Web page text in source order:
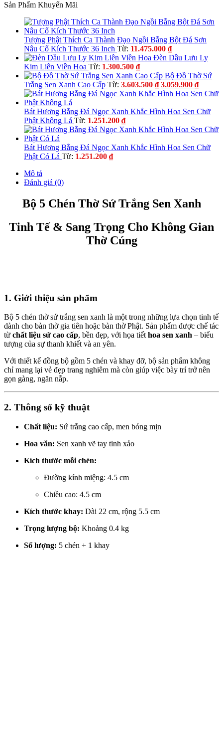
Sản Phẩm Khuyến Mãi
Tượng Phật Thích Ca Thành Đạo Ngồi Bằng Bột Đá Sơn
Nâu Cổ Kích Thước 36 Inch Từ: 11.475.000 ₫
Đèn Dầu Lưu Ly
Kim Liên Viền Hoa Từ: 1.300.500 ₫
Bộ Đồ Thờ Sứ
Trắng Sen Xanh Cao Cấp Từ: 3.603.500₫ Giá
gốc
3.603.500 ₫.
3.059.900 ₫Giá
hiện
là:
Bát Hương Bằng Đá Ngọc Xanh Khắc Hình Hoa Sen Chữ
Phật Không Lá Từ: 1.251.200 ₫
Bát Hương Bằng Đá Ngọc Xanh Khắc Hình Hoa Sen Chữ
Phật Có Lá Từ: 1.251.200 ₫
Mô tả
Đánh giá (0)
Bộ 5 Chén Thờ Sứ Trắng Sen Xanh
Tinh Tế & Sang Trọng Cho Không Gian
Thờ Cúng
1. Giới thiệu sản phẩm
Bộ 5 chén thờ sứ trắng sen xanh là một trong những lựa chọn tinh tế
dành cho bàn thờ gia tiên hoặc bàn thờ Phật. Sản phẩm được chế tác
từ chất liệu sứ cao cấp, bền đẹp, với họa tiếthoa sen xanh – biểu
tượng của sự thanh khiết và an yên.
Với thiết kế đồng bộ gồm 5 chén và khay đỡ, bộ sản phẩm không
chỉ mang lại vẻ đẹp trang nghiêm mà còn giúp việc bày trí trở nên
gọn gàng, ngăn nắp.
2. Thông số kỹ thuật
Chất liệu: Sứ trắng cao cấp, men bóng mịn
Hoa văn: Sen xanh vẽ tay tinh xảo
Kích thước mỗi chén:
Đường kính miệng: 4.5 cm
Chiều cao: 4.5 cm
Kích thước khay: Dài 22 cm, rộng 5.5 cm
Trọng lượng bộ: Khoảng 0.4 kg
Số lượng: 5 chén + 1 khay